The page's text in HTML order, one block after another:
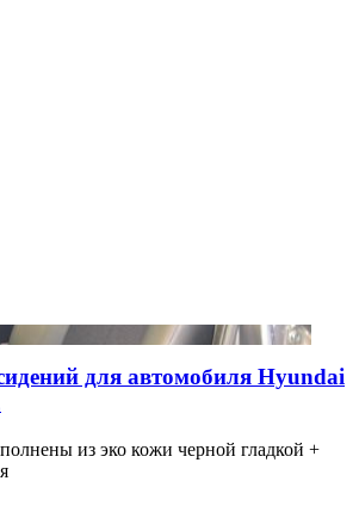
для автомобиля Hyundai
из эко кожи черной гладкой +